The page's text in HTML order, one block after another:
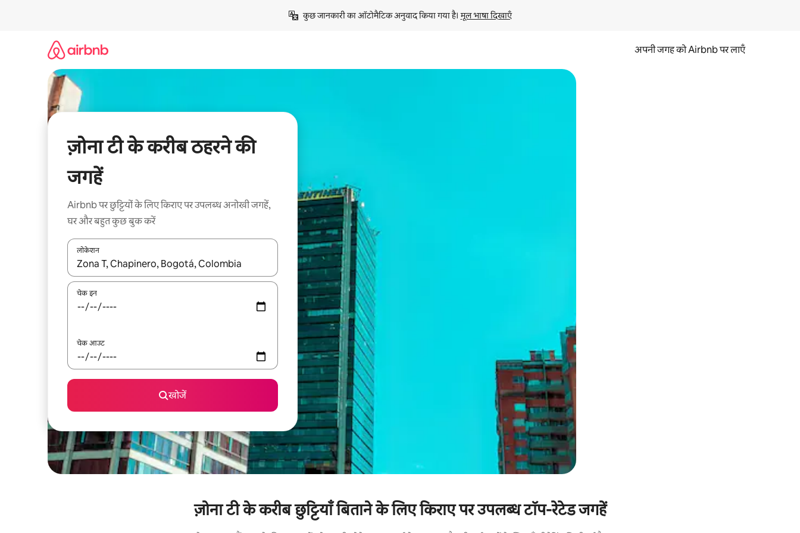
कुछ जानकारी का ऑटोमैटिक अनुवाद किया गया है। मूल भाषा दिखाएँ
अपनी जगह को Airbnb पर लाएँ
ज़ोना टी के करीब ठहरने की
जगहें
Airbnb पर छुट्टियों के लिए किराए पर उपलब्ध अनोखी जगहें,
घर और बहुत कुछ बुक करें
लोकेशन
नतीजों के उपलब्ध होने पर, अप और डाउन 'ऐरो की' का इस्तेमाल करके नेविगेट करें या टच या फिर स्वाइप जेस्चर का इस्तेमाल करके एक्सप्लोर करें।
चेक इन
चेक आउट
खोजें
ज़ोना टी के करीब छुट्टियाँ बिताने के लिए किराए पर उपलब्ध टॉप-रेटेड जगहें